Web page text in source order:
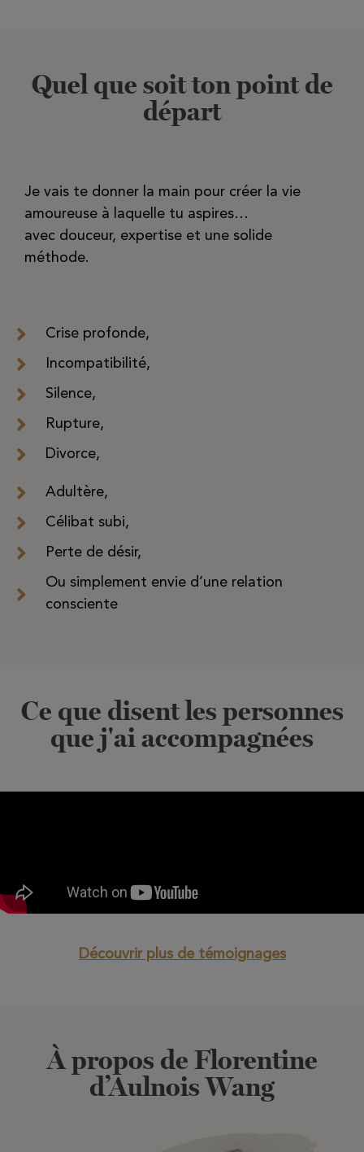
Quel que soit ton point de
départ
Je vais te donner la main pour créer la vie
amoureuse à laquelle tu aspires…
avec douceur, expertise et une solide
méthode.
Crise profonde,
Incompatibilité,
Silence,
Rupture,
Divorce,
Adultère,
Célibat subi,
Perte de désir,
Ou simplement envie d’une relation
consciente
Ce que disent les personnes
que j'ai accompagnées
Découvrir plus de témoignages
À propos de Florentine
d’Aulnois Wang